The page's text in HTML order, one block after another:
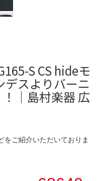
S CS hideモ
デスよりバーニ
｜島村楽器 広
をご紹介いただいておりま